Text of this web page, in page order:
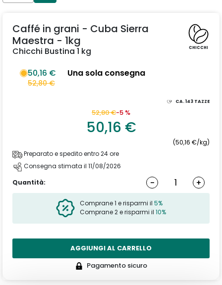
CHICCHI
Caffé in grani - Cuba Sierra
Maestra - 1kg
Chicchi Bustina 1 kg
50,16 €
52,80 €
Una sola consegna
CA.143 TAZZE
52,80 €-5 %
50,16 €
(50,16 €/kg)
Preparato e spedito entro 24 ore
Consegna stimata il 11/08/2026
Quantità:
- +
Comprane 1 e risparmi il 5%
Comprane 2 e risparmi il 10%
AGGIUNGI AL CARRELLO
Pagamento sicuro